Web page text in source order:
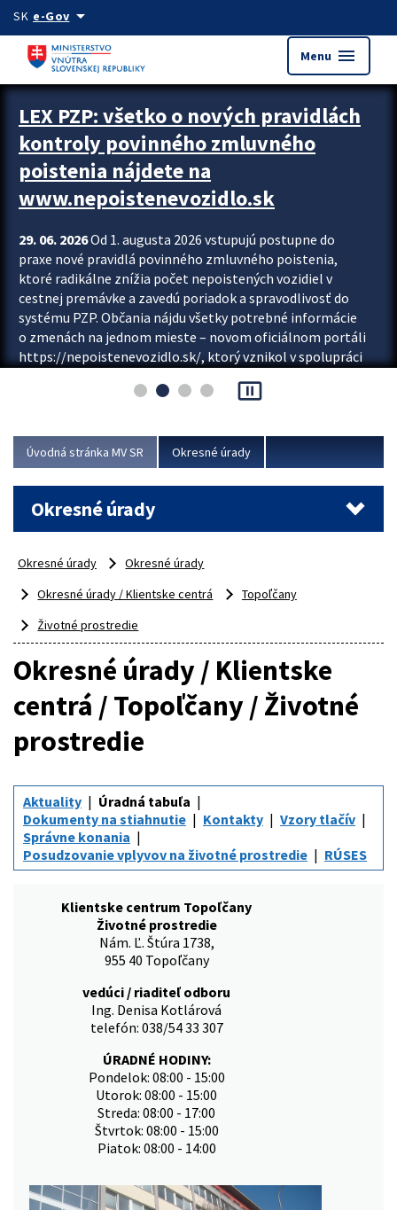
Preskocit na hlavný obsah
SK e-Govarrow_drop_down
Menu menu
Zastavit automatický posun upútavok
LEX PZP: všetko o nových pravidlách
kontroly povinného zmluvného
poistenia nájdete na
www.nepoistenevozidlo.sk
29. 06. 2026Od 1. augusta 2026 vstupujú postupne do
praxe nové pravidlá povinného zmluvného poistenia,
ktoré radikálne znížia počet nepoistených vozidiel v
cestnej premávke a zavedú poriadok a spravodlivosť do
systému PZP. Občania nájdu všetky potrebné informácie
o zmenách na jednom mieste – novom oficiálnom portáli
https://nepoistenevozidlo.sk/, ktorý vznikol v spolupráci
asociácie poisťovní (SLASPO) a Ministerstva vnútra SR.
Viac
pause_presentation
Úvodná stránka MV SR Okresné úrady
Okresné úrady
Okresné úrady
Okresné úrady
Okresné úrady / Klientske centrá
Topoľčany
Životné prostredie
Okresné úrady / Klientske
centrá / Topoľčany / Životné
prostredie
Aktuality
Úradná tabuľa
Dokumenty na stiahnutie
Kontakty
Vzory tlačív
Správne konania
Posudzovanie vplyvov na životné prostredie
RÚSES
Klientske centrum Topoľčany
Životné prostredie
Nám. Ľ. Štúra 1738,
955 40 Topoľčany
vedúci / riaditeľ odboru
Ing. Denisa Kotlárová
telefón: 038/54 33 307
ÚRADNÉ HODINY:
Pondelok: 08:00 - 15:00
Utorok: 08:00 - 15:00
Streda: 08:00 - 17:00
Štvrtok: 08:00 - 15:00
Piatok: 08:00 - 14:00